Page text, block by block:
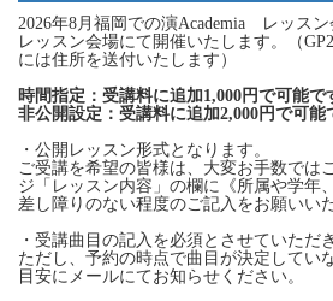
2026年8月福岡での演Academia レッス
レッスン会場にて開催いたします。（
には住所を送付いたします）
時間指定：受講料に追加1,000円で可能で
非公開設定：受講料に追加2,000円で可能
・公開レッスン形式となります。
ご受講を希望の皆様は、大変お手数では
ジ「レッスン内容」の欄に《所属や学年
差し障りのない程度のご記入をお願いい
・受講曲目の記入を必須とさせていただ
ただし、予約の時点で曲目が決定してい
目安にメールにてお知らせください。